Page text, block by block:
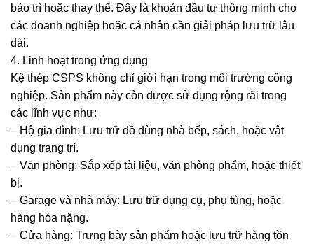
bảo trì hoặc thay thế. Đây là khoản đầu tư thông minh cho
các doanh nghiệp hoặc cá nhân cần giải pháp lưu trữ lâu
dài.
4. Linh hoạt trong ứng dụng
Kệ thép CSPS không chỉ giới hạn trong môi trường công
nghiệp. Sản phẩm này còn được sử dụng rộng rãi trong
các lĩnh vực như:
– Hộ gia đình: Lưu trữ đồ dùng nhà bếp, sách, hoặc vật
dụng trang trí.
– Văn phòng: Sắp xếp tài liệu, văn phòng phẩm, hoặc thiết
bị.
– Garage và nhà máy: Lưu trữ dụng cụ, phụ tùng, hoặc
hàng hóa nặng.
– Cửa hàng: Trưng bày sản phẩm hoặc lưu trữ hàng tồn